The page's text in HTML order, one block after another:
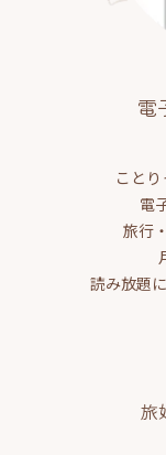
電
こと
電
旅行
読み放題
旅